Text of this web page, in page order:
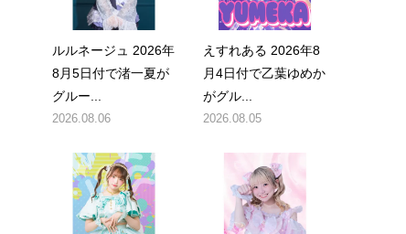
ルルネージュ 2026年
8月5日付で渚一夏が
グルー...
2026.08.06
えすれある 2026年8
月4日付で乙葉ゆめか
がグル...
2026.08.05